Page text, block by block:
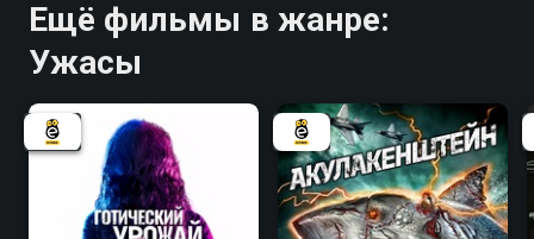
Ещё фильмы в жанре:
Ужасы